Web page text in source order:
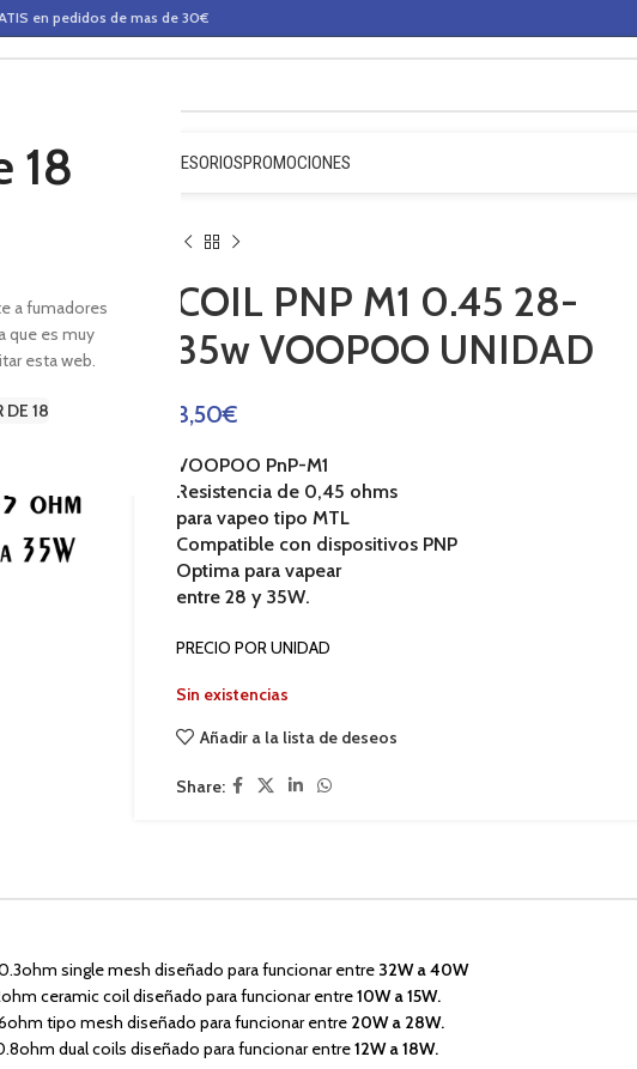
18
a fumadores
que es muy
esta web.
DE 18
en pedidos de mas de 30€
ACCESORIOSPROMOCIONES
COIL PNP M1 0.45 28-
35w VOOPOO UNIDAD
3,50€
VOOPOO PnP-M1
Resistencia de 0,45 ohms
para vapeo tipo MTL
Compatible con dispositivos PNP
Optima para vapear
entre28 y 35W.
PRECIO POR UNIDAD
Sin existencias
Añadir a la lista de deseos
Share:
single mesh diseñado para funcionar entre 32W a 40W
ceramic coil diseñado para funcionar entre10W a 15W.
tipo mesh diseñado para funcionar entre 20W a 28W.
dual coils diseñado para funcionar entre12W a 18W.